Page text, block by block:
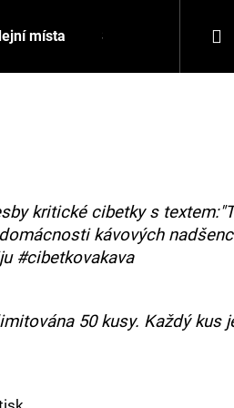
místa Spolupráce
kritické cibetky s
kávových
#cibetkovakava
50 kusy. Každý kus